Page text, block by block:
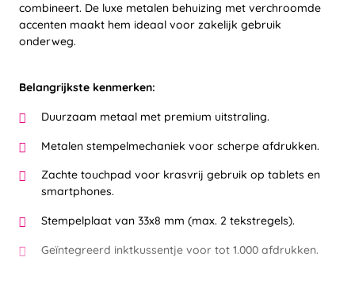
combineert. De luxe metalen behuizing met verchroomde
accenten maakt hem ideaal voor zakelijk gebruik
onderweg.
Belangrijkste kenmerken:
Duurzaam metaal met premium uitstraling.
Metalen stempelmechaniek voor scherpe afdrukken.
Zachte touchpad voor krasvrij gebruik op tablets en
smartphones.
Stempelplaat van 33x8 mm (max. 2 tekstregels).
Geïntegreerd inktkussentje voor tot 1.000 afdrukken.